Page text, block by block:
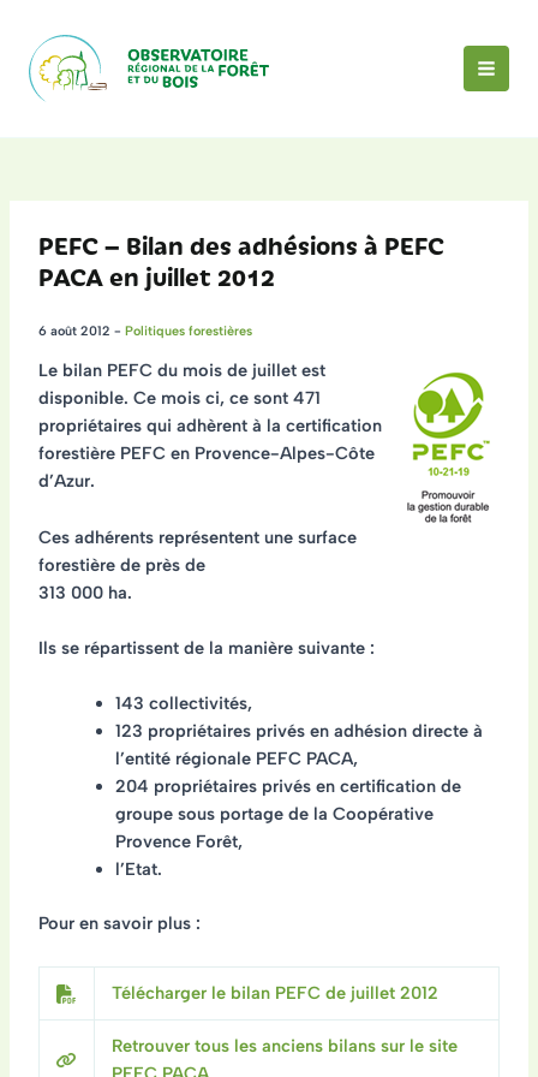
contenu
PEFC – Bilan des adhésions à PEFC
PACA en juillet 2012
6 août 2012 - Politiques forestières
Le bilan PEFC du mois de juillet est
disponible. Ce mois ci, ce sont 471
propriétaires qui adhèrent à la certification
forestière PEFC en Provence-Alpes-Côte
d’Azur.
Ces adhérents représentent une surface
forestière de près de
313 000 ha.
Ils se répartissent de la manière suivante :
143 collectivités,
123 propriétaires privés en adhésion directe à
l’entité régionale PEFC PACA,
204 propriétaires privés en certification de
groupe sous portage de la Coopérative
Provence Forêt,
l’Etat.
Pour en savoir plus :
Télécharger le bilan PEFC de juillet 2012
Retrouver tous les anciens bilans sur le site